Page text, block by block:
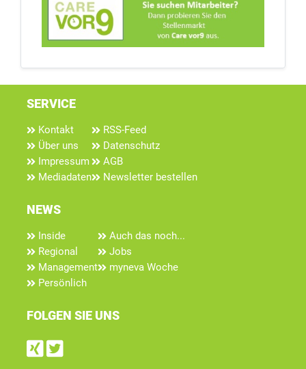
SERVICE
Kontakt
Über uns
Impressum
Mediadaten
RSS-Feed
Datenschutz
AGB
Newsletter bestellen
NEWS
Inside
Regional
Management
Persönlich
Auch das noch...
Jobs
myneva Woche
FOLGEN SIE UNS
Find us on Xing
Follow us on Twitter